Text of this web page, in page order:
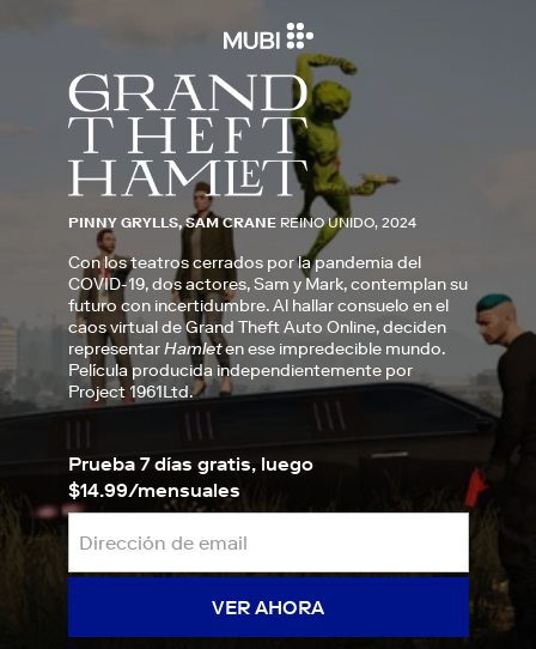
PINNY GRYLLS, SAM CRANE REINO UNIDO, 2024
Con los teatros cerrados por la pandemia del
COVID-19, dos actores, Sam y Mark, contemplan su
futuro con incertidumbre. Al hallar consuelo en el
caos virtual de Grand Theft Auto Online, deciden
representarHamleten ese impredecible mundo.
Película producida independientemente por
Project 1961Ltd.
Prueba 7 días gratis, luego
$14.99/mensuales
VER AHORA